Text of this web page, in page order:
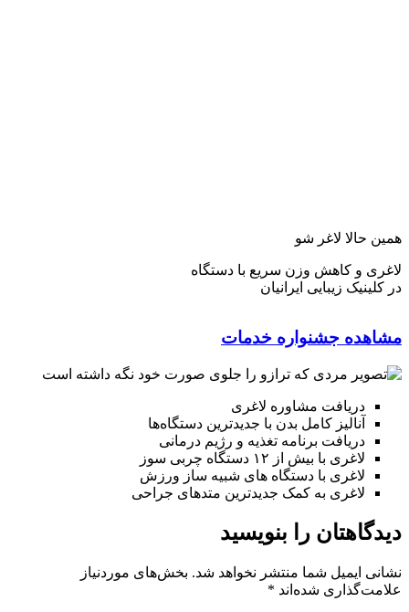
همین حالا لاغر شو
لاغری و کاهش وزن سریع با دستگاه
در کلینیک زیبایی ایرانیان
مشاهده جشنواره خدمات
دریافت مشاوره لاغری
آنالیز کامل بدن با جدیدترین دستگاه‌ها
دریافت برنامه تغذیه و رژیم درمانی
لاغری با بیش از ۱۲ دستگاه چربی سوز
لاغری با دستگاه های شبیه ساز ورزش
لاغری به کمک جدیدترین متدهای جراحی
دیدگاهتان را بنویسید
نشانی ایمیل شما منتشر نخواهد شد. بخش‌های موردنیاز
علامت‌گذاری شده‌اند *